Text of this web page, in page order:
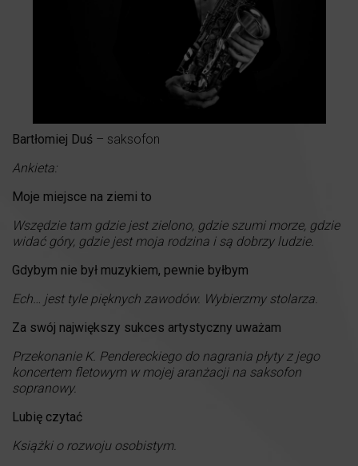
Bartłomiej Duś – saksofon
Ankieta:
Moje miejsce na ziemi to
Wszędzie tam gdzie jest zielono, gdzie szumi morze, gdzie
widać góry, gdzie jest moja rodzina i są dobrzy ludzie.
Gdybym nie był muzykiem, pewnie byłbym
Ech… jest tyle pięknych zawodów. Wybierzmy stolarza.
Za swój największy sukces artystyczny uważam
Przekonanie K. Pendereckiego do nagrania płyty z jego
koncertem fletowym w mojej aranżacji na saksofon
sopranowy.
Lubię czytać
Książki o rozwoju osobistym.